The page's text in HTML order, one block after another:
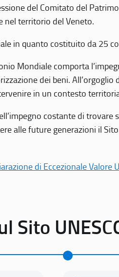
del Comitato del
nel territorio del Veneto.
in quanto costituito da 25
Mondiale comporta
dei beni.
in un contesto
costante di
alle future generazioni il
di Eccezionale Valore
Sito